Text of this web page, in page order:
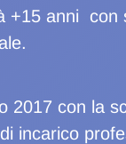
+15 anni con
2017 con la
incarico